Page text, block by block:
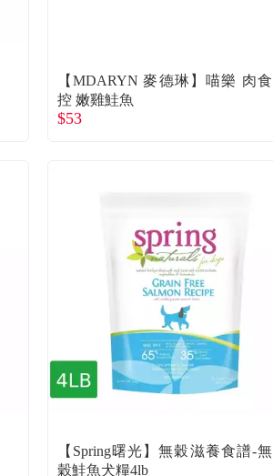
【MDARYN 麥德琳】喵樂 肉食
控 嫩雞鮭魚
$53
【Spring曙光】無穀滋養食譜-無
穀鮭魚犬糧4lb